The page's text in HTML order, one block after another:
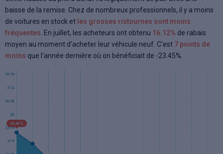
baisse de la remise. Chez de nombreux professionnels, il y a moins
de voitures en stock et les grosses ristournes sont moins
fréquentes. En juillet, les acheteurs ont obtenu 16.12% de rabais
moyen au moment d'acheter leur véhicule neuf. C'est 7 points de
moins que l'année dernière où on bénéficiait de -23.45%.